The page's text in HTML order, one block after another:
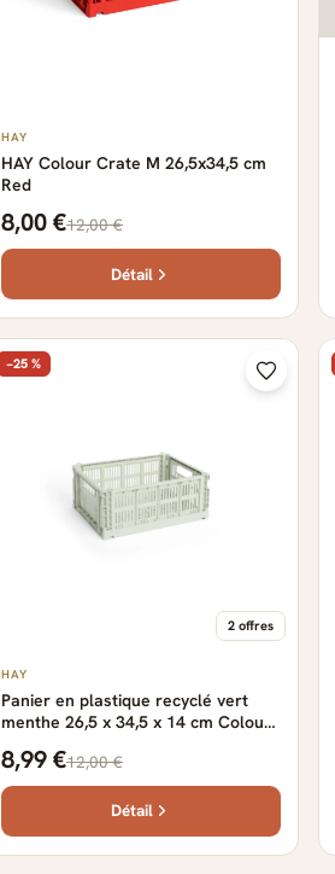
HAY
HAY Colour Crate M 26,5x34,5 cm
Red
8,00 €12,00 €
Détail
−25 %
2 offres
HAY
Panier en plastique recyclé vert
menthe 26,5 x 34,5 x 14 cm Colour
8,99 €12,00 €
Détail